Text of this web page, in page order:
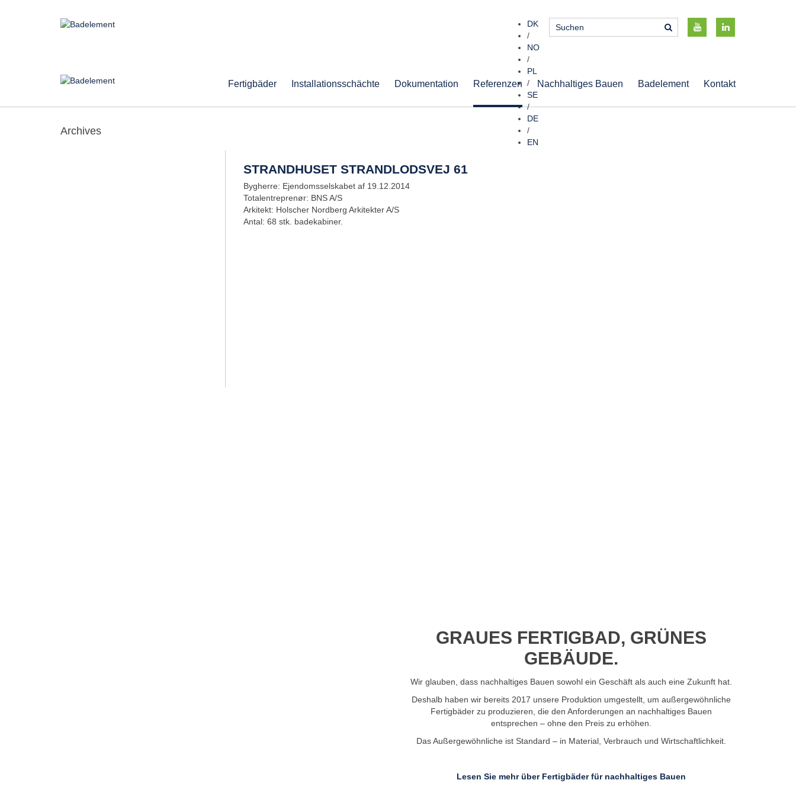
DK
/
NO
/
PL
/
SE
/
DE
/
EN
Fertigbäder Installationsschächte Dokumentation Referenzen Nachhaltiges Bauen Badelement Kontakt
Archives
STRANDHUSET STRANDLODSVEJ 61
Bygherre: Ejendomsselskabet af 19.12.2014
Totalentreprenør: BNS A/S
Arkitekt: Holscher Nordberg Arkitekter A/S
Antal: 68 stk. badekabiner.
GRAUES FERTIGBAD, GRÜNES
GEBÄUDE.
Wir glauben, dass nachhaltiges Bauen sowohl ein Geschäft als auch eine Zukunft hat.
Deshalb haben wir bereits 2017 unsere Produktion umgestellt, um außergewöhnliche
Fertigbäder zu produzieren, die den Anforderungen an nachhaltiges Bauen
entsprechen – ohne den Preis zu erhöhen.
Das Außergewöhnliche ist Standard – in Material, Verbrauch und Wirtschaftlichkeit.
Lesen Sie mehr über Fertigbäder für nachhaltiges Bauen